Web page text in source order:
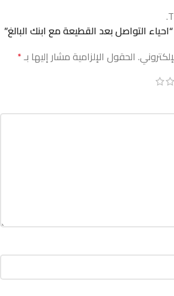
الحقول الإلزامية مشار إليها بـ*